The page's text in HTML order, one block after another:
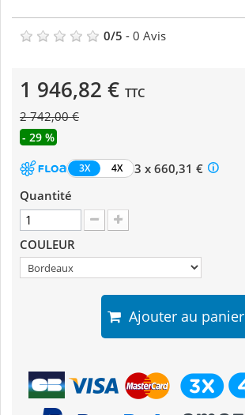
0/5 - 0 Avis
1 946,82 € TTC
2 742,00 €
- 29 %
3X 4X
3 x 660,31 €
Quantité
COULEUR
Ajouter au panier